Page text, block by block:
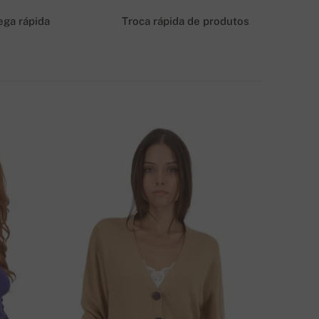
rápida Troca rápida de produtos